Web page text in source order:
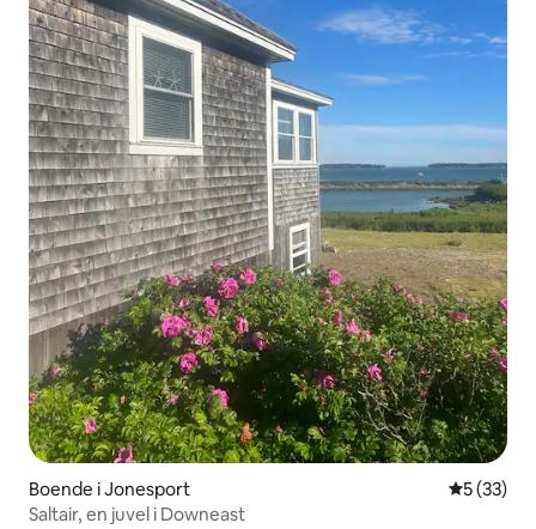
Boende i Jonesport 5 av 5 i
5 (33)
Saltair, en juvel i Downeast